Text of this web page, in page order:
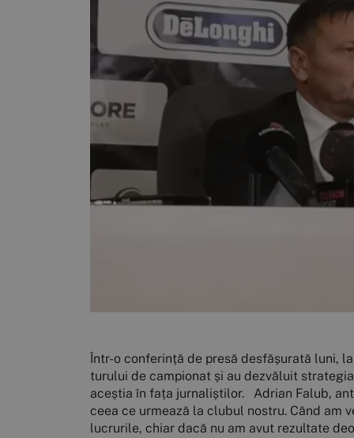
Într-o conferință de presă desfășurată luni, la Cluj Arena, antrenorul Adrian Falub împreună cu directorul general Daniel Stanciu au făcut “radiografia” turului de campionat și au dezvăluit strategia pe care o vor implementa la “U” în 2020. Vă prezentăm, mai jos, principalele subiecte dezbătute de aceștia în fața jurnaliștilor. Adrian Falub, antrenor FC Universitatea Cluj, despre… Prezentul și viitorul echipei “Suntem într-un punct important pentru ceea ce urmează la clubul nostru. Când am venit aici am preluat o echipă cu patru înfrângeri din cinci meciuri. Până la urmă, am reușit să stabilizăm lucrurile, chiar dacă nu am avut rezultate deosebite. Am pierdut un singur meci în campionat, la Constanța, cu Farul, o formație care a câștigat aproape tot acasă. Trebuie să uităm trecutul, e clar că nu a funcționat ceva bine, strategia inițială nu a dat roade și nu aș vrea să insist foarte mult asupra acestui subiect. E foarte important să gestionăm inteligent returul campionatului. Ne-am despărțit de unii dintre jucători, vrem să ne mai despărțim de alții. Jucătorii vor fi plătiți și în funcție de randamentul sportiv pe care îl vor da. Toată lumea trebuie să înțeleagă faptul că la “U” Cluj nu e o vacanță plătită. Ne-am fixat o strategie pe termen scurt, însă mie nu îmi place să vorbesc despre salvarea de la retrogradare. Suntem realiști, vrem să urcăm în clasament și să nu avem emoții. Sunt convins că putem să realizăm acest lucru, iar în paralel să construim un grup puternic. Deja e prea mult, lumea a avut alte așteptări, și-a pierdut răbdarea. Astăzi suntem în acest punct, trebuie să luăm lucrurile așa cum sunt și să mergem mai departe cu gândul de a depune o muncă al cărei rezultat să fie promovarea peste un an și jumătate. Nu am ce să le reproșez celor care au plecat, chiar au fost profesioniști și merită subliniat acest lucru. Nu am avut probleme disciplinare, însă au lipsit rezultatele. Merită tot respectul” Transferuri “Azi avem un lot restrâns, dar vom face niște transferuri, sunt câțiva jucători cu care am discutat de mai mult timp. Ei sunt greu de convins, având în vedere situația noastră din clasament. Până nu demult, salariile au fost mari la “U”, lumea s-a obișnuit cu acest detaliu, iar acum e dificil să aduci pe cineva pe o remunerație conformă cu nivelul Ligii a II-a. Sunt încrezător, însă, că până la reluarea campionatului vom avea un lot competitiv” Dorin Goga și George Florescu “Am fi anunțat oficial, imediat, dacă ne-am fi despărțit de Goga și Florescu! Ei nu sunt niște jucători oarecare, să renunțăm la ei în orice condiții. Am avut o discuție cu amândoi pornind de la felul în care ei s-au implicat în gestionarea vestiarului. E clubul lor și consider că ar fi trebuit să facă mai mult din acest punct de vedere. A fost un vestiar prea destrămat, iar la un moment dat a existat o luptă, dacă vreți, între jucătorii noi, cu salarii foarte